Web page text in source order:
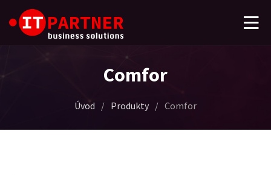
Comfor
Úvod / Produkty / Comfor